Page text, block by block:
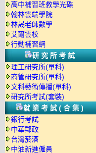
高中補習班教學光碟
翰林雲端學院
林晟老師數學
艾爾雲校
行動補習網
研究所考試
理工研究所(單科)
商管研究所(單科)
文科藝術傳播(單科)
研究所考試(套裝)
就業考試(合集)
銀行考試
中華郵政
台灣菸酒
中油新進僱員